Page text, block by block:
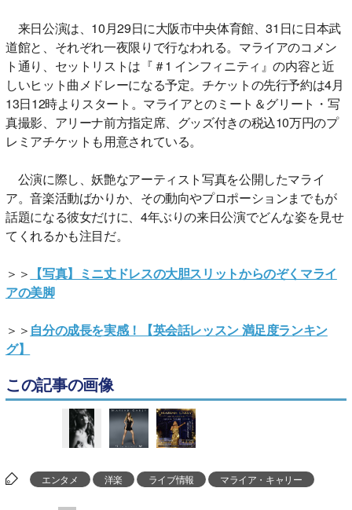
来日公演は、10月29日に大阪市中央体育館、31日に日本武
道館と、それぞれ一夜限りで行なわれる。マライアのコメン
ト通り、セットリストは『＃1 インフィニティ』の内容と近
しいヒット曲メドレーになる予定。チケットの先行予約は4月
13日12時よりスタート。マライアとのミート＆グリート・写
真撮影、アリーナ前方指定席、グッズ付きの税込10万円のプ
レミアチケットも用意されている。
公演に際し、妖艶なアーティスト写真を公開したマライ
ア。音楽活動ばかりか、その動向やプロポーションまでもが
話題になる彼女だけに、4年ぶりの来日公演でどんな姿を見せ
てくれるかも注目だ。
＞＞ 【写真】ミニ丈ドレスの大胆スリットからのぞくマライ
アの美脚
＞＞ 自分の成長を実感！【英会話レッスン 満足度ランキン
グ】
この記事の画像
エンタメ 洋楽 ライブ情報 マライア・キャリー